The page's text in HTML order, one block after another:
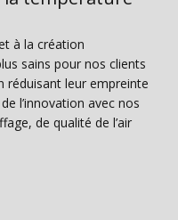
à la création
sains pour nos clients
réduisant leur empreinte
l’innovation avec nos
de qualité de l’air